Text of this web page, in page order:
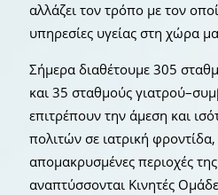
αλλάζει τον τρόπο με τον
υπηρεσίες υγείας στη χώρα
Σήμερα διαθέτουμε 305
και 35 σταθμούς
επιτρέπουν την άμεση και
πολιτών σε ιατρική
απομακρυσμένες περιοχές
αναπτύσσονται Κινητές